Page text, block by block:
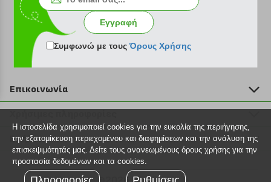
Εγγραφή στο newsletter
Επικοινωνία
211 2000 700
info@plus4u.gr
Η εταιρία
Σημεία παραλαβής
Ευκαιρίες καριέρας
Βοήθεια
Εξέλιξη παραγγελίας
Τρόποι παραγγελίας
Εγγραφή
Συμφωνώ με τουςΌρους Χρήσης
Η ιστοσελίδα χρησιμοποιεί cookies για την ευκολία της περιήγησης,
την εξατομίκευση περιεχομένου και διαφημίσεων και την ανάλυση της
επισκεψιμότητάς μας. Δείτε τους ανανεωμένους όρους χρήσης για την
προστασία δεδομένων και τα cookies.